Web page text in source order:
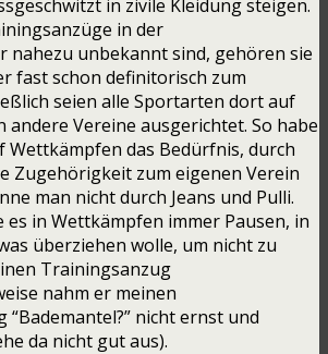
in zivile Kleidung steigen.
in der
nahezu unbekannt sind, gehören sie
fast schon definitorisch zum
seien alle Sportarten dort auf
andere Vereine ausgerichtet. So habe
Wettkämpfen das Bedürfnis, durch
Zugehörigkeit zum eigenen Verein
man nicht durch Jeans und Pulli.
es in Wettkämpfen immer Pausen, in
überziehen wolle, um nicht zu
Trainingsanzug
nahm er meinen
nicht ernst und
da nicht gut aus).